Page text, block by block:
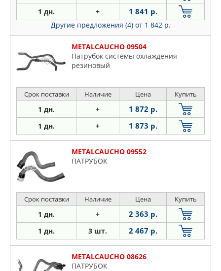
1 дн. + 1 841 р.
Другие предложения (4) от 1 842 р.
METALCAUCHO 09504
Патрубок системы охлаждения
резиновый
Срок поставки Наличие Цена Купить
1 дн. + 1 872 р.
1 дн. + 1 873 р.
METALCAUCHO 09552
ПАТРУБОК
Срок поставки Наличие Цена Купить
1 дн. + 2 363 р.
1 дн. 3 шт. 2 467 р.
METALCAUCHO 08626
ПАТРУБОК